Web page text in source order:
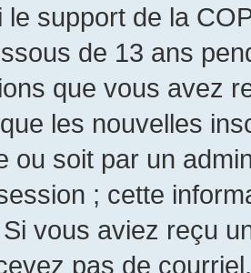
le support de la
de 13 ans
que vous avez
les nouvelles
ou soit par un
; cette
vous aviez reçu
pas de